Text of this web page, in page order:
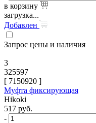
в корзину
загрузка...
Добавлен
Запрос цены и наличия
3
325597
[ 7150920 ]
Муфта фиксирующая
Hikoki
517 руб.
-